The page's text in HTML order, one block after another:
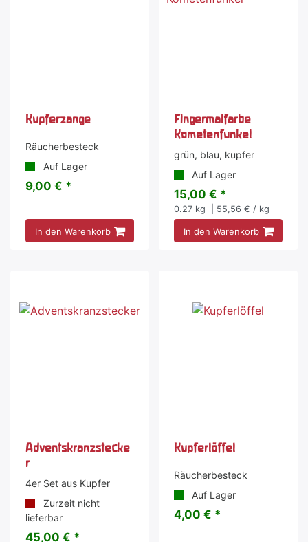
Kupferzange
Räucherbesteck
Auf Lager
9,00 € *
In den Warenkorb
Fingermalfarbe
Kometenfunkel
grün, blau, kupfer
Auf Lager
15,00 € *
0.27 kg | 55,56 € / kg
In den Warenkorb
Adventskranzstecke
r
4er Set aus Kupfer
Zurzeit nicht
lieferbar
45,00 € *
Kupferlöffel
Räucherbesteck
Auf Lager
4,00 € *